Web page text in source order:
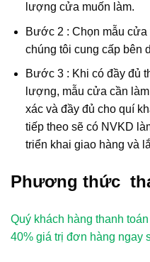
lượng cửa muốn làm.
Bước 2 : Chọn mẫu
chúng tôi cung cấp bên
Bước 3 : Khi có đầy đủ
lượng, mẫu cửa cần
xác và đầy đủ cho quí
tiếp theo sẽ có NVKD
triển khai giao hàng và
Phương thức
Quý khách hàng thanh
40% giá trị đơn hàng ngay